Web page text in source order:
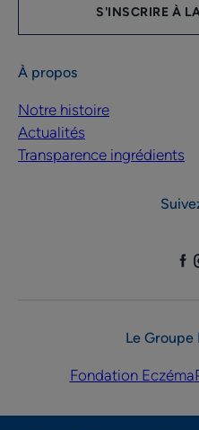
S'INSCRIRE À
À propos
Notre histoire
Actualités
Transparence ingrédients
Le Groupe
Fondation Eczéma